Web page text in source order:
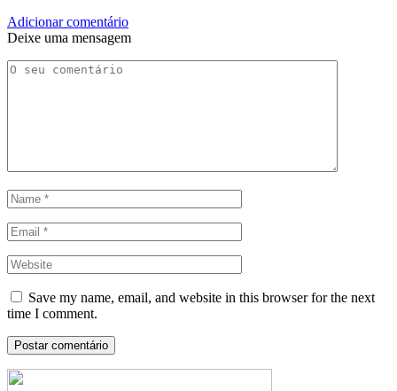
Adicionar comentário
Deixe uma mensagem
Save my name, email, and website in this browser for the next
time I comment.